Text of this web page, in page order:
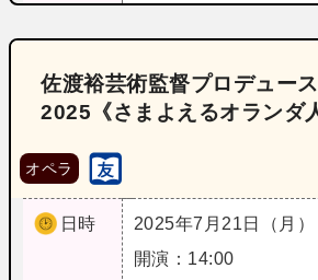
佐渡裕芸術監督プロデュー
2025《さまよえるオランダ
オペラ
日時
2025年7月21日（月）
開演：14:00